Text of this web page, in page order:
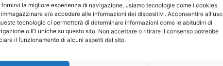
fornirvi la migliore esperienza di navigazione, usiamo tecnologie come i cookies
immagazzinare e/o accedere alle informazioni dei dispositivi. Acconsentire all'uso
tecnologie ci permetterà di determinare informazioni come le abitudini di
o ID uniche su questo sito. Non accettare o ritirare il consenso potrebbe
il funzionamento di alcuni aspetti del sito.
Cognome